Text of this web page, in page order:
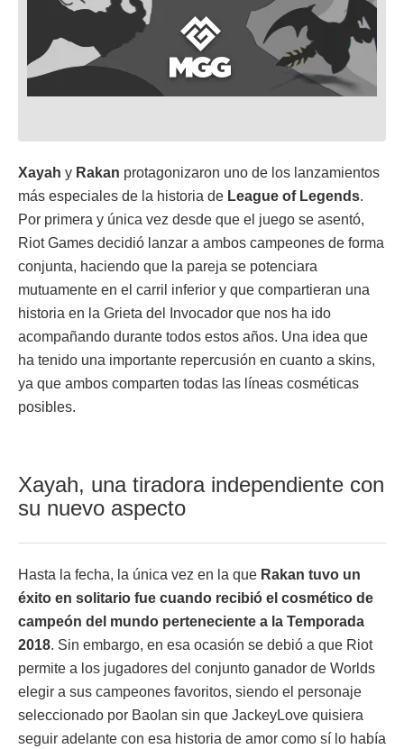
Xayah y Rakan protagonizaron uno de los lanzamientos
más especiales de la historia de League of Legends.
Por primera y única vez desde que el juego se asentó,
Riot Games decidió lanzar a ambos campeones de forma
conjunta, haciendo que la pareja se potenciara
mutuamente en el carril inferior y que compartieran una
historia en la Grieta del Invocador que nos ha ido
acompañando durante todos estos años. Una idea que
ha tenido una importante repercusión en cuanto a skins,
ya que ambos comparten todas las líneas cosméticas
posibles.
Xayah, una tiradora independiente con
su nuevo aspecto
Hasta la fecha, la única vez en la que Rakan tuvo un
éxito en solitario fue cuando recibió el cosmético de
campeón del mundo perteneciente a la Temporada
2018. Sin embargo, en esa ocasión se debió a que Riot
permite a los jugadores del conjunto ganador de Worlds
elegir a sus campeones favoritos, siendo el personaje
seleccionado por Baolan sin que JackeyLove quisiera
seguir adelante con esa historia de amor como sí lo había